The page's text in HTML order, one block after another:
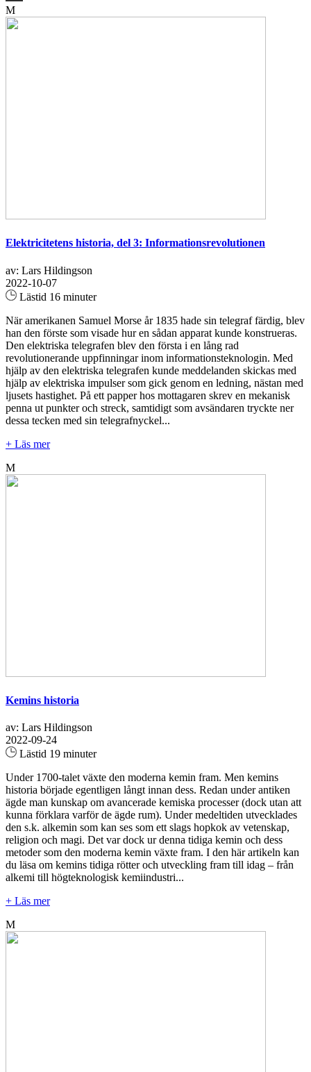
M
Elektricitetens historia, del 3: Informationsrevolutionen
av: Lars Hildingson
2022-10-07
Lästid 16 minuter
När amerikanen Samuel Morse år 1835 hade sin telegraf färdig, blev
han den förste som visade hur en sådan apparat kunde konstrueras.
Den elektriska telegrafen blev den första i en lång rad
revolutionerande uppfinningar inom informationsteknologin. Med
hjälp av den elektriska telegrafen kunde meddelanden skickas med
hjälp av elektriska impulser som gick genom en ledning, nästan med
ljusets hastighet. På ett papper hos mottagaren skrev en mekanisk
penna ut punkter och streck, samtidigt som avsändaren tryckte ner
dessa tecken med sin telegrafnyckel...
+ Läs mer
M
Kemins historia
av: Lars Hildingson
2022-09-24
Lästid 19 minuter
Under 1700-talet växte den moderna kemin fram. Men kemins
historia började egentligen långt innan dess. Redan under antiken
ägde man kunskap om avancerade kemiska processer (dock utan att
kunna förklara varför de ägde rum). Under medeltiden utvecklades
den s.k. alkemin som kan ses som ett slags hopkok av vetenskap,
religion och magi. Det var dock ur denna tidiga kemin och dess
metoder som den moderna kemin växte fram. I den här artikeln kan
du läsa om kemins tidiga rötter och utveckling fram till idag – från
alkemi till högteknologisk kemiindustri...
+ Läs mer
M